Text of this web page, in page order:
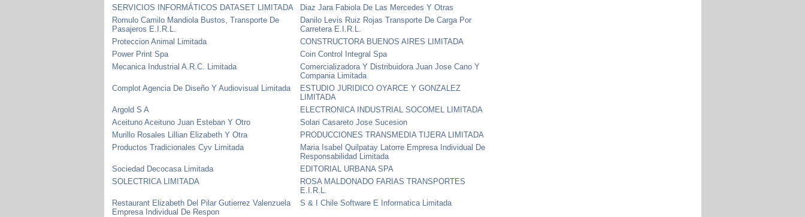
SERVICIOS INFORMÁTICOS DATASET LIMITADA
Diaz Jara Fabiola De Las Mercedes Y Otras
Romulo Camilo Mandiola Bustos, Transporte De
Pasajeros E.I.R.L.
Danilo Levis Ruiz Rojas Transporte De Carga Por
Carretera E.I.R.L.
Proteccion Animal Limitada
CONSTRUCTORA BUENOS AIRES LIMITADA
Power Print Spa
Coin Control Integral Spa
Mecanica Industrial A.R.C. Limitada
Comercializadora Y Distribuidora Juan Jose Cano Y
Compania Limitada
Complot Agencia De Diseño Y Audiovisual Limitada
ESTUDIO JURIDICO OYARCE Y GONZALEZ
LIMITADA
Argold S A
ELECTRONICA INDUSTRIAL SOCOMEL LIMITADA
Aceituno Aceituno Juan Esteban Y Otro
Solari Casareto Jose Sucesion
Murillo Rosales Lillian Elizabeth Y Otra
PRODUCCIONES TRANSMEDIA TIJERA LIMITADA
Productos Tradicionales Cyv Limitada
Maria Isabel Quilpatay Latorre Empresa Individual De
Responsabilidad Limitada
Sociedad Decocasa Limitada
EDITORIAL URBANA SPA
SOLECTRICA LIMITADA
ROSA MALDONADO FARIAS TRANSPORTES
E.I.R.L.
Restaurant Elizabeth Del Pilar Gutierrez Valenzuela
Empresa Individual De Respon
S & I Chile Software E Informatica Limitada